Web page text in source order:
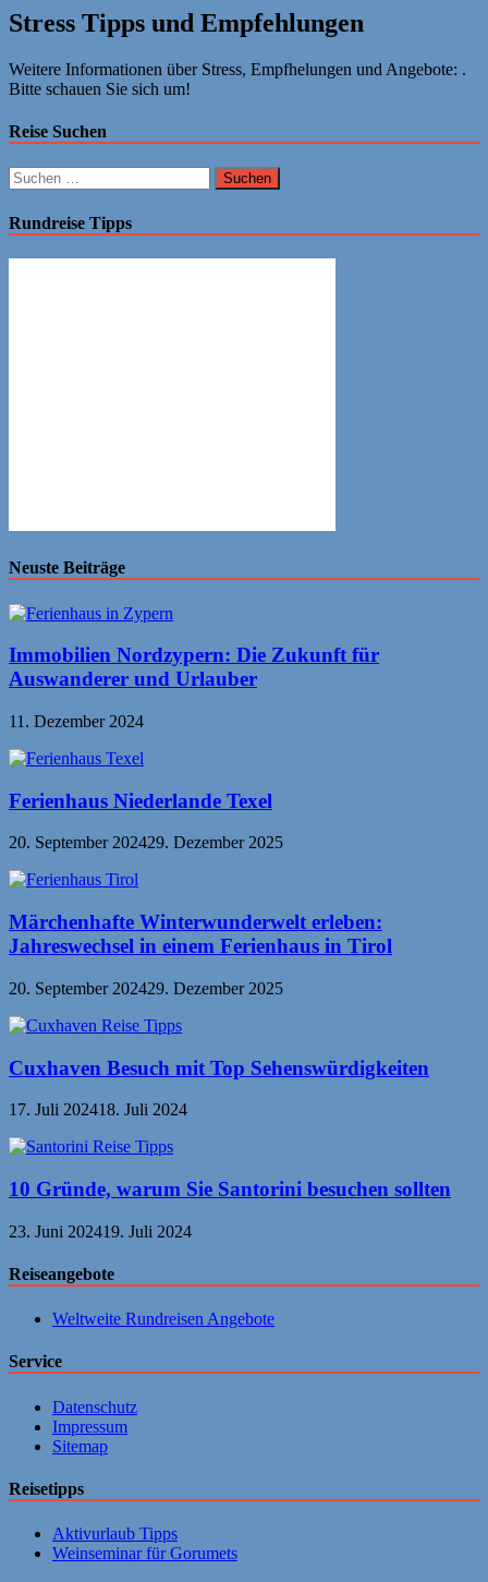
Stress Tipps und Empfehlungen
Weitere Informationen über Stress, Empfhelungen und Angebote: .
Bitte schauen Sie sich um!
Reise Suchen
Suchen
nach:
Rundreise Tipps
Neuste Beiträge
Immobilien Nordzypern: Die Zukunft für
Auswanderer und Urlauber
11. Dezember 2024
Ferienhaus Niederlande Texel
20. September 202429. Dezember 2025
Märchenhafte Winterwunderwelt erleben:
Jahreswechsel in einem Ferienhaus in Tirol
20. September 202429. Dezember 2025
Cuxhaven Besuch mit Top Sehenswürdigkeiten
17. Juli 202418. Juli 2024
10 Gründe, warum Sie Santorini besuchen sollten
23. Juni 202419. Juli 2024
Reiseangebote
Weltweite Rundreisen Angebote
Service
Datenschutz
Impressum
Sitemap
Reisetipps
Aktivurlaub Tipps
Weinseminar für Gorumets